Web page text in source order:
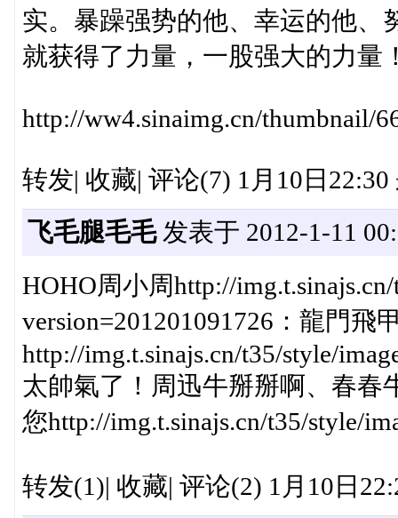
实。暴躁强势的他、幸运的他、
就获得了力量，一股强大的力量
http://ww4.sinaimg.cn/thumbnail/
转发| 收藏| 评论(7) 1月10日
飞毛腿毛毛发表于 2012-1-11
HOHO周小周http://
version=201201091726：龍門
http://img.t.sinajs.cn/t35/style/
太帥氣了！周迅牛掰掰啊、春春
您http://img.t.sinajs.cn/t35/style/
转发(1)| 收藏| 评论(2) 1月10日